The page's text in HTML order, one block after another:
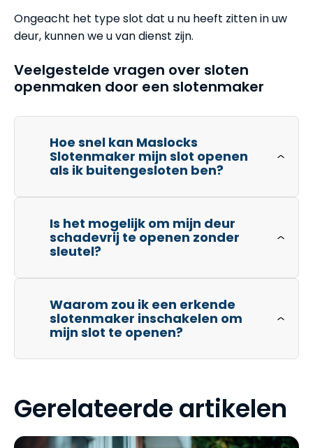
Ongeacht het type slot dat u nu heeft zitten in uw
deur, kunnen we u van dienst zijn.
Veelgestelde vragen over sloten
openmaken door een slotenmaker
Hoe snel kan Maslocks
Slotenmaker mijn slot openen
als ik buitengesloten ben?
Is het mogelijk om mijn deur
schadevrij te openen zonder
sleutel?
Waarom zou ik een erkende
slotenmaker inschakelen om
mijn slot te openen?
Gerelateerde artikelen